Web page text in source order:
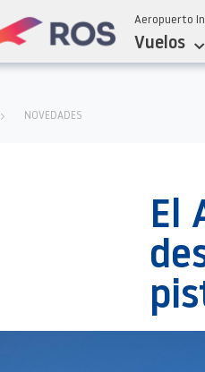
Aeropuerto
Vuelos
NOVEDADES
El